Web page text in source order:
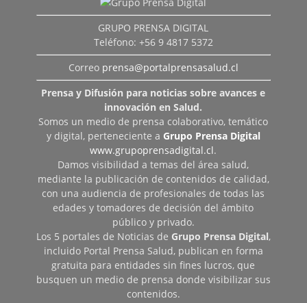
GRUPO PRENSA DIGITAL
Teléfono: +56 9 4817 5372
Correo prensa@portalprensasalud.cl
Prensa y Difusión para noticias sobre avances e
innovación en Salud.
Somos un medio de prensa colaborativo, temático
y digital, perteneciente a Grupo Prensa Digital
www.grupoprensadigital.cl.
Damos visibilidad a temas del área salud,
mediante la publicación de contenidos de calidad,
con una audiencia de profesionales de todas las
edades y tomadores de decisión del ámbito
público y privado.
Los 5 portales de Noticias de Grupo Prensa Digital,
incluido Portal Prensa Salud, publican en forma
gratuita para entidades sin fines lucros, que
busquen un medio de prensa donde visibilizar sus
contenidos.